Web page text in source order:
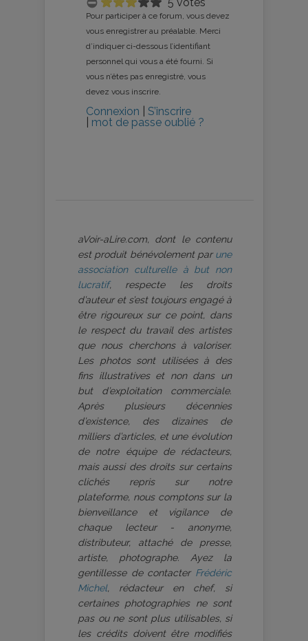
Pour participer à ce forum, vous devez
vous enregistrer au préalable. Merci
d’indiquer ci-dessous l’identifiant
personnel qui vous a été fourni. Si
vous n’êtes pas enregistré, vous
devez vous inscrire.
Connexion
S’inscrire
mot de passe oublié ?
aVoir-aLire.com, dont le contenu
est produit bénévolement par une
association culturelle à but non
lucratif, respecte les droits
d’auteur et s’est toujours engagé à
être rigoureux sur ce point, dans
le respect du travail des artistes
que nous cherchons à valoriser.
Les photos sont utilisées à des
fins illustratives et non dans un
but d’exploitation commerciale.
Après plusieurs décennies
d’existence, des dizaines de
milliers d’articles, et une évolution
de notre équipe de rédacteurs,
mais aussi des droits sur certains
clichés repris sur notre
plateforme, nous comptons sur la
bienveillance et vigilance de
chaque lecteur - anonyme,
distributeur, attaché de presse,
artiste, photographe. Ayez la
gentillesse de contacter Frédéric
Michel, rédacteur en chef, si
certaines photographies ne sont
pas ou ne sont plus utilisables, si
les crédits doivent être modifiés